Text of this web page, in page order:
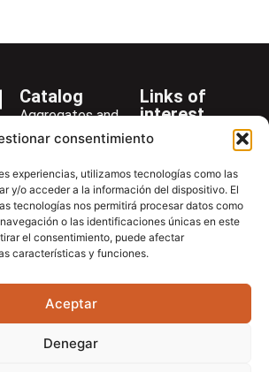
consentimiento
experiencias, utilizamos tecnologías como las
y/o acceder a la información del dispositivo. El
tecnologías nos permitirá procesar datos como
o las identificaciones únicas en este
el consentimiento, puede afectar
características y funciones.
Aceptar
Denegar
Catalog
Aggregates and
Rocks
Asphalt
Cements
Concrete
Soils
Soilmatic
Steels
Equipment
Links of
interest
Company
News
Newsletter
Download
Contac